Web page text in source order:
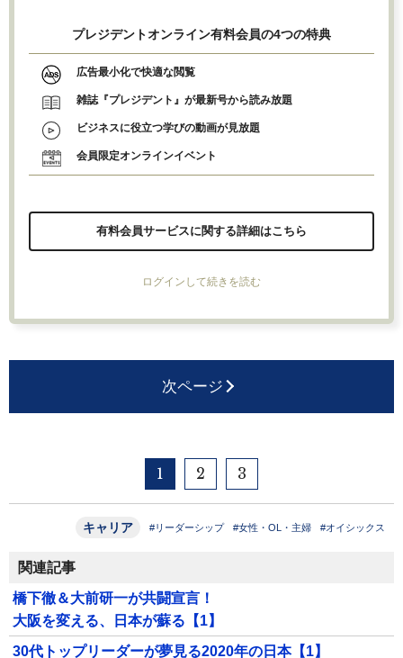
プレジデントオンライン有料会員の4つの特典
広告最小化で快適な閲覧
雑誌『プレジデント』が最新号から読み放題
ビジネスに役立つ学びの動画が見放題
会員限定オンラインイベント
有料会員サービスに関する詳細はこちら
ログインして続きを読む
次ページ
1 2 3
キャリア #リーダーシップ #女性・OL・主婦 #オイシックス
関連記事
橋下徹＆大前研一が共闘宣言！
大阪を変える、日本が蘇る【1】
30代トップリーダーが夢見る2020年の日本【1】